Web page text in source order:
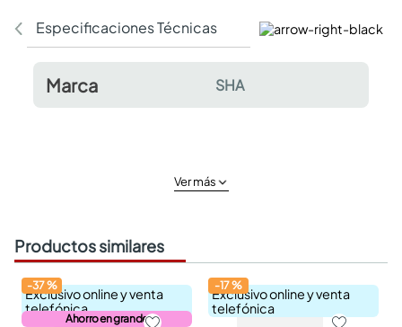
Especificaciones Técnicas Comentarios y
Marca SHA
Ver más
Productos similares
Exclusivo online y venta
telefónica
Ahorro en grande
-37%
Exclusivo online y venta
telefónica
-17%